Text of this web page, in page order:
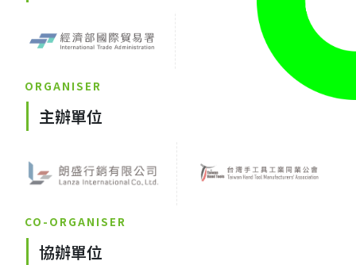
ORGANISER
主辦單位
CO-ORGANISER
協辦單位